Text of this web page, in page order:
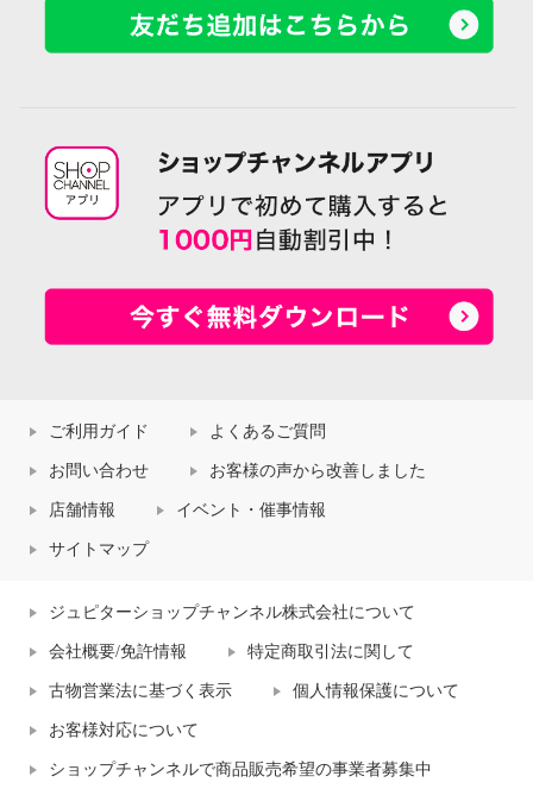
ご利用ガイド よくあるご質問
お問い合わせ お客様の声から改善しました
店舗情報 イベント・催事情報
サイトマップ
ジュピターショップチャンネル株式会社について
会社概要/免許情報 特定商取引法に関して
古物営業法に基づく表示 個人情報保護について
お客様対応について
ショップチャンネルで商品販売希望の事業者募集中